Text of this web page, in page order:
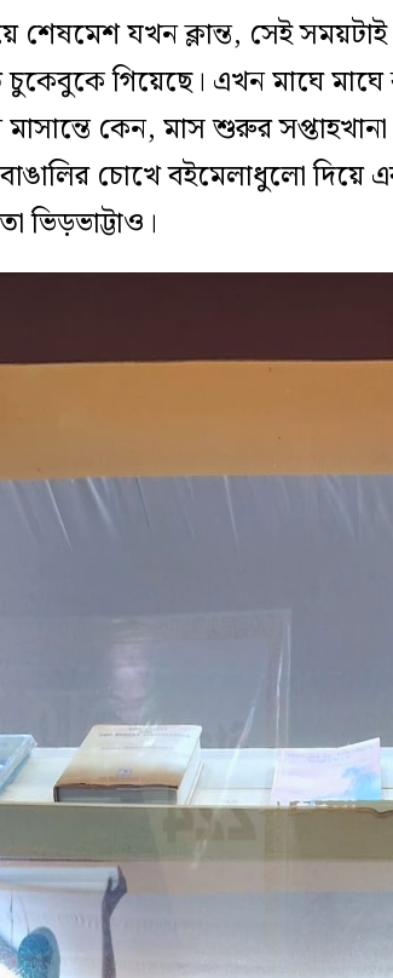
শেষমেশ যখন ক্লান্ত, সেই
চুকেবুকে গিয়েছে। এখন মাঘে
কেন, মাস শুরুর
চোখে বইমেলাধুলো দিয়ে
ভিড়ভাট্টাও।